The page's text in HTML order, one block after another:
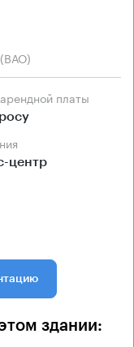
арендной платы
центр
здании: